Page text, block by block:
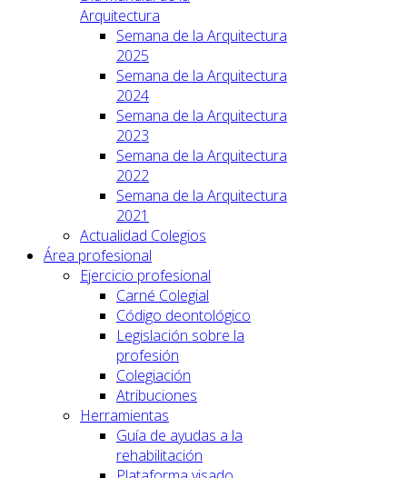
Arquitectura
Semana de la Arquitectura
2025
Semana de la Arquitectura
2024
Semana de la Arquitectura
2023
Semana de la Arquitectura
2022
Semana de la Arquitectura
2021
Actualidad Colegios
Área profesional
Ejercicio profesional
Carné Colegial
Código deontológico
Legislación sobre la
profesión
Colegiación
Atribuciones
Herramientas
Guía de ayudas a la
rehabilitación